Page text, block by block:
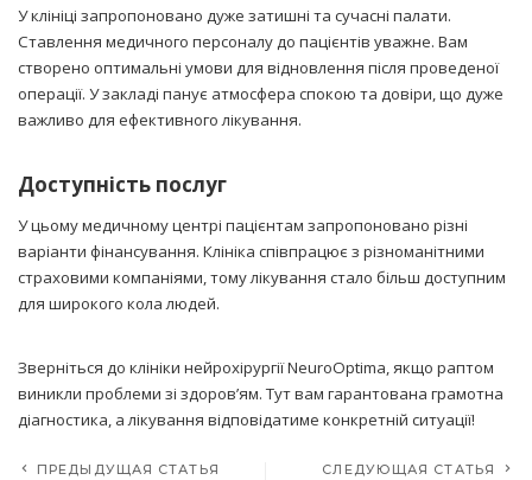
У клініці запропоновано дуже затишні та сучасні палати.
Ставлення медичного персоналу до пацієнтів уважне. Вам
створено оптимальні умови для відновлення після проведеної
операції. У закладі панує атмосфера спокою та довіри, що дуже
важливо для ефективного лікування.
Доступність послуг
У цьому медичному центрі пацієнтам запропоновано різні
варіанти фінансування. Клініка співпрацює з різноманітними
страховими компаніями, тому лікування стало більш доступним
для широкого кола людей.
Зверніться до клініки нейрохірургії NeuroOptima, якщо раптом
виникли проблеми зі здоров’ям. Тут вам гарантована грамотна
діагностика, а лікування відповідатиме конкретній ситуації!
ПРЕДЫДУЩАЯ СТАТЬЯ СЛЕДУЮЩАЯ СТАТЬЯ